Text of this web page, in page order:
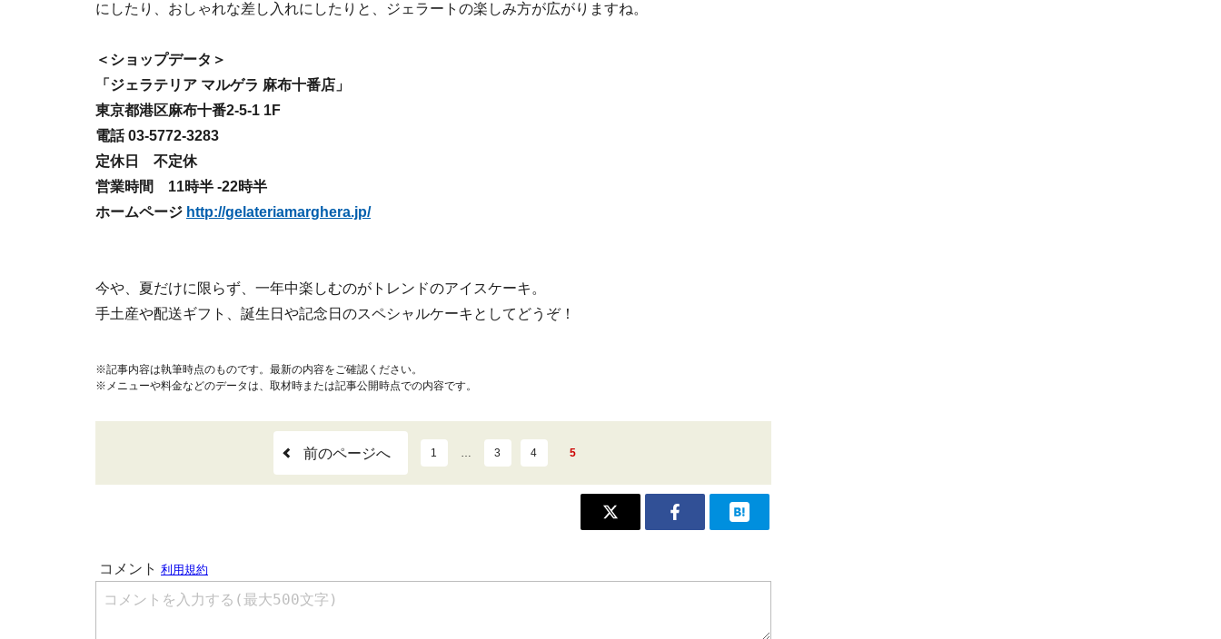
にしたり、おしゃれな差し入れにしたりと、ジェラートの楽しみ方が広がりますね。
＜ショップデータ＞
「ジェラテリア マルゲラ 麻布十番店」
東京都港区麻布十番2-5-1 1F
電話 03-5772-3283
定休日 不定休
営業時間 11時半 -22時半
ホームページ http://gelateriamarghera.jp/
今や、夏だけに限らず、一年中楽しむのがトレンドのアイスケーキ。
手土産や配送ギフト、誕生日や記念日のスペシャルケーキとしてどうぞ！
※記事内容は執筆時点のものです。最新の内容をご確認ください。
※メニューや料金などのデータは、取材時または記事公開時点での内容です。
前のページへ 1 … 3 4 5